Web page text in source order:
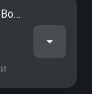
Нижняя Волга, дельта Волги и Волго-Ахтубинская пойма